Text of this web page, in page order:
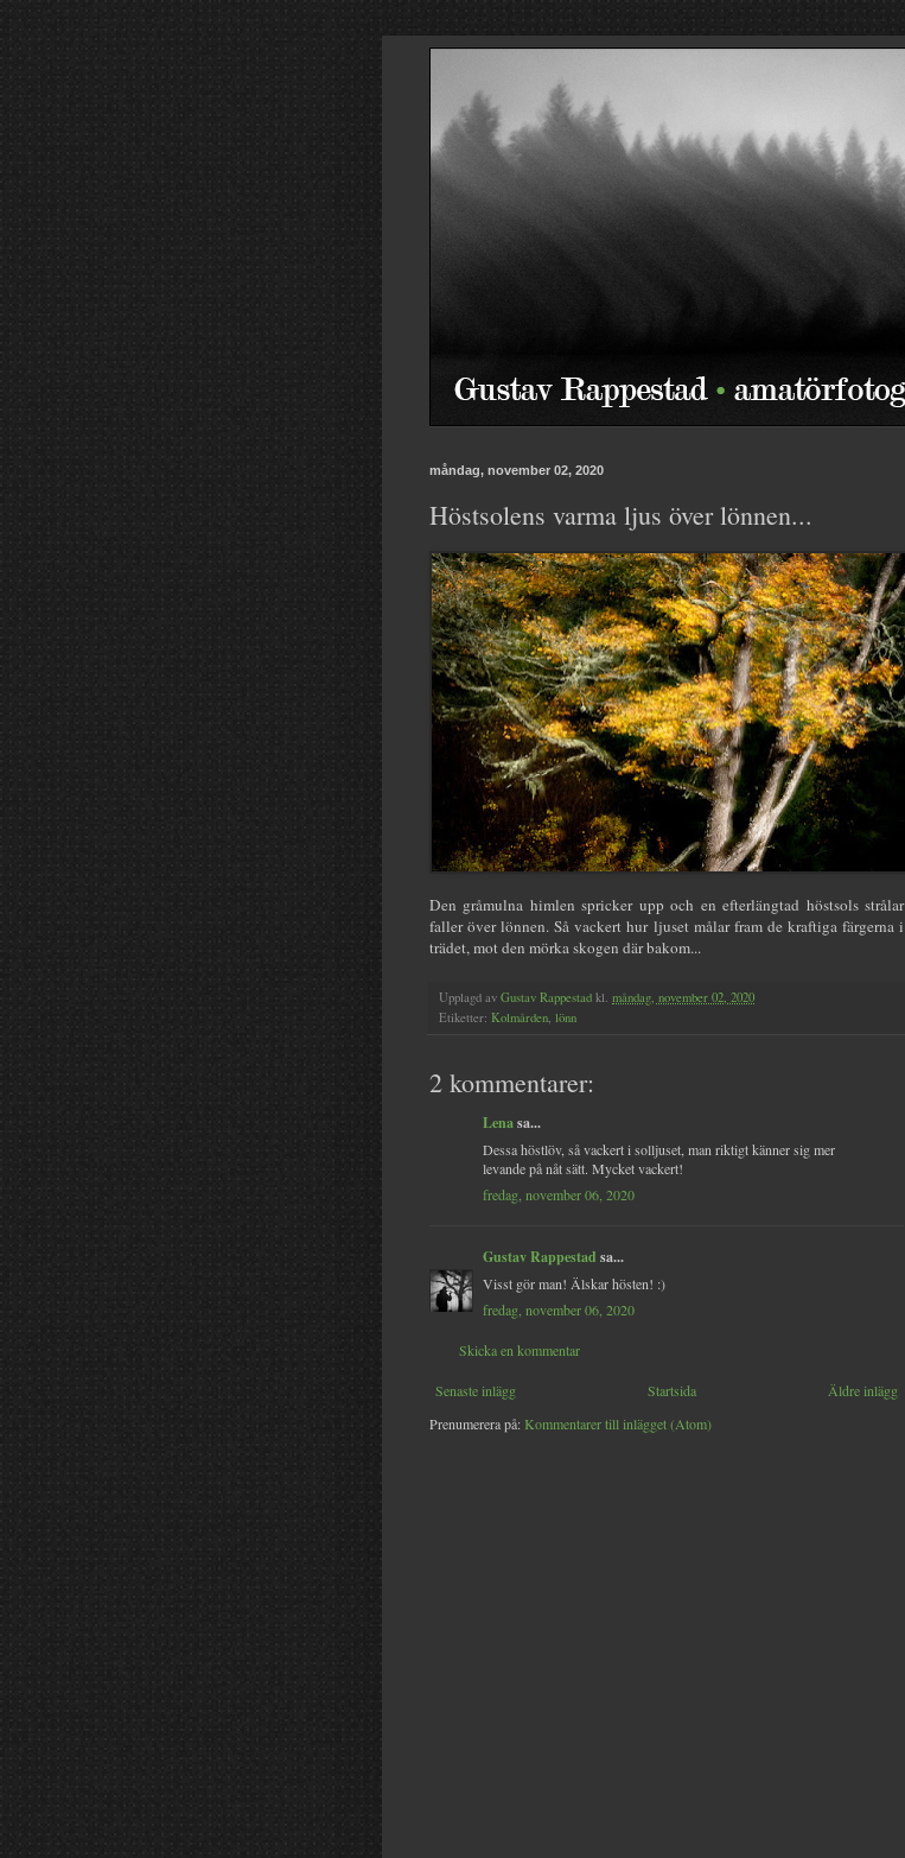
måndag, november 02, 2020
Höstsolens varma ljus över lönnen...
Den gråmulna himlen spricker upp och en efterlängtad höstsols strålar
faller över lönnen. Så vackert hur ljuset målar fram de kraftiga färgerna i
trädet, mot den mörka skogen där bakom...
Upplagd av Gustav Rappestad kl. måndag, november 02, 2020
Etiketter: Kolmården, lönn
2 kommentarer:
Lenasa...
Dessa höstlöv, så vackert i solljuset, man riktigt känner sig mer
levande på nåt sätt. Mycket vackert!
fredag, november 06, 2020
Gustav Rappestad sa...
Visst gör man! Älskar hösten! :)
fredag, november 06, 2020
Skicka en kommentar
Senaste inlägg Äldre inlägg
Startsida
Prenumerera på: Kommentarer till inlägget (Atom)